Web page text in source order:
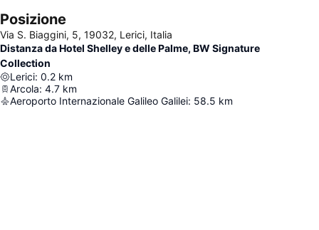
Posizione
Via S. Biaggini, 5, 19032, Lerici, Italia
Distanza da Hotel Shelley e delle Palme, BW Signature
Collection
Lerici: 0.2 km
Arcola: 4.7 km
Aeroporto Internazionale Galileo Galilei: 58.5 km